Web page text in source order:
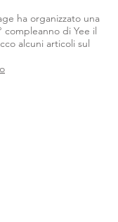
ha organizzato una
compleanno di Yee il
alcuni articoli sul